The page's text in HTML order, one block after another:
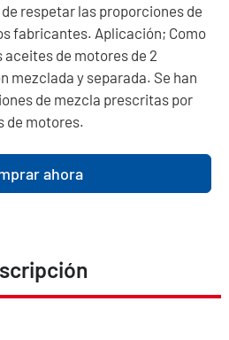
respetar las proporciones de
fabricantes. Aplicación; Como
aceites de motores de 2
mezclada y separada. Se han
de mezcla prescritas por
de motores.
ahora